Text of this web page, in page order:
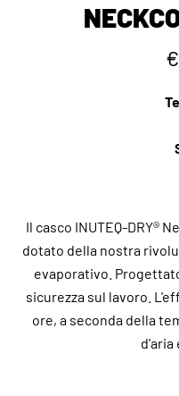
Il casco INUTEQ-DRY®
dotato della nostra
evaporativo.
sicurezza sul lavoro.
ore, a seconda della
d'aria